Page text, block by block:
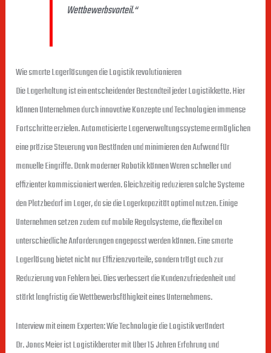
Wettbewerbsvorteil.“
Wie smarte Lagerlösungen die Logistik revolutionieren
Die Lagerhaltung ist ein entscheidender Bestandteil jeder Logistikkette. Hier
können Unternehmen durch innovative Konzepte und Technologien immense
Fortschritte erzielen. Automatisierte Lagerverwaltungssysteme ermöglichen
eine präzise Steuerung von Beständen und minimieren den Aufwand für
manuelle Eingriffe. Dank moderner Robotik können Waren schneller und
effizienter kommissioniert werden. Gleichzeitig reduzieren solche Systeme
den Platzbedarf im Lager, da sie die Lagerkapazität optimal nutzen. Einige
Unternehmen setzen zudem auf mobile Regalsysteme, die flexibel an
unterschiedliche Anforderungen angepasst werden können. Eine smarte
Lagerlösung bietet nicht nur Effizienzvorteile, sondern trägt auch zur
Reduzierung von Fehlern bei. Dies verbessert die Kundenzufriedenheit und
stärkt langfristig die Wettbewerbsfähigkeit eines Unternehmens.
Interview mit einem Experten: Wie Technologie die Logistik verändert
Dr. Jonas Meier ist Logistikberater mit über 15 Jahren Erfahrung und